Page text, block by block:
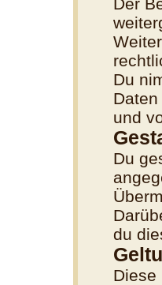
Du
und
Du
du
Diese